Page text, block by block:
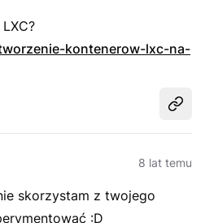
kontenerow-lxc-na-
8 lat temu
skorzystam z twojego
:D